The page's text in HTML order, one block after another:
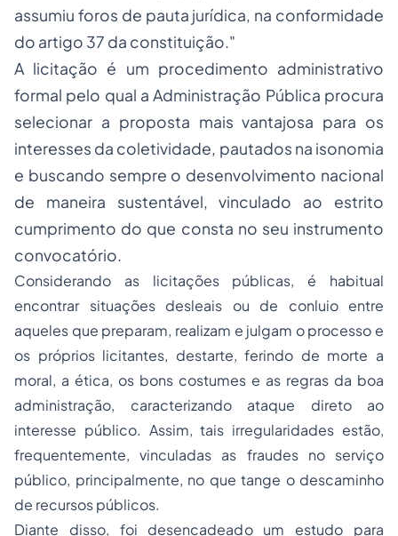
assumiu foros de pauta jurídica, na conformidade
do artigo 37 da constituição."
A licitação é um procedimento administrativo
formal pelo qual a Administração Pública procura
selecionar a proposta mais vantajosa para os
interesses da coletividade, pautados na isonomia
e buscando sempre o desenvolvimento nacional
de maneira sustentável, vinculado ao estrito
cumprimento do que consta no seu instrumento
convocatório.
Considerando as licitações públicas, é habitual
encontrar situações desleais ou de conluio entre
aqueles que preparam, realizam e julgam o processo e
os próprios licitantes, destarte, ferindo de morte a
moral, a ética, os bons costumes e as regras da boa
administração, caracterizando ataque direto ao
interesse público. Assim, tais irregularidades estão,
frequentemente, vinculadas as fraudes no serviço
público, principalmente, no que tange o descaminho
de recursos públicos.
Diante disso, foi desencadeado um estudo para